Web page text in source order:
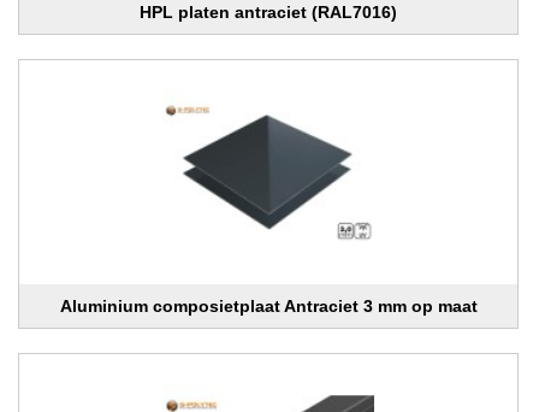
HPL platen antraciet (RAL7016)
Aluminium composietplaat Antraciet 3 mm op maat